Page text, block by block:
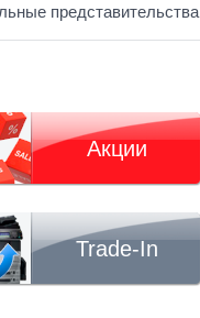
представительства
Акции
Trade-In